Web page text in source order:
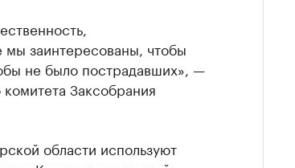
заинтересованы, чтобы
не было пострадавших», —
Заксобрания
области используют